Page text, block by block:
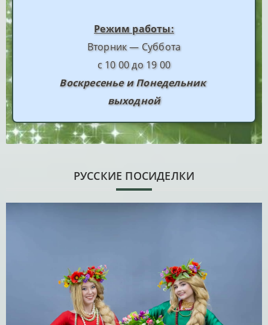
Режим работы:
Вторник — Суббота
с 10 00 до 19 00
Воскресенье и Понедельник
выходной
РУССКИЕ ПОСИДЕЛКИ